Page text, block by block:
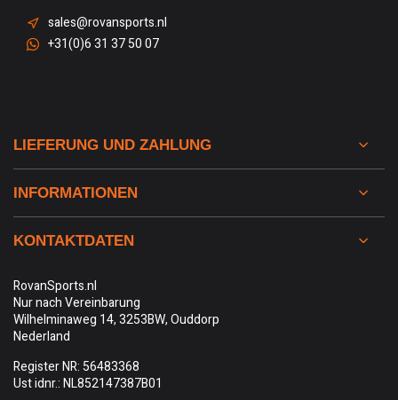
sales@rovansports.nl
+31(0)6 31 37 50 07
LIEFERUNG UND ZAHLUNG
INFORMATIONEN
KONTAKTDATEN
RovanSports.nl
Nur nach Vereinbarung
Wilhelminaweg 14, 3253BW, Ouddorp
Nederland
Register NR: 56483368
Ust idnr.: NL852147387B01